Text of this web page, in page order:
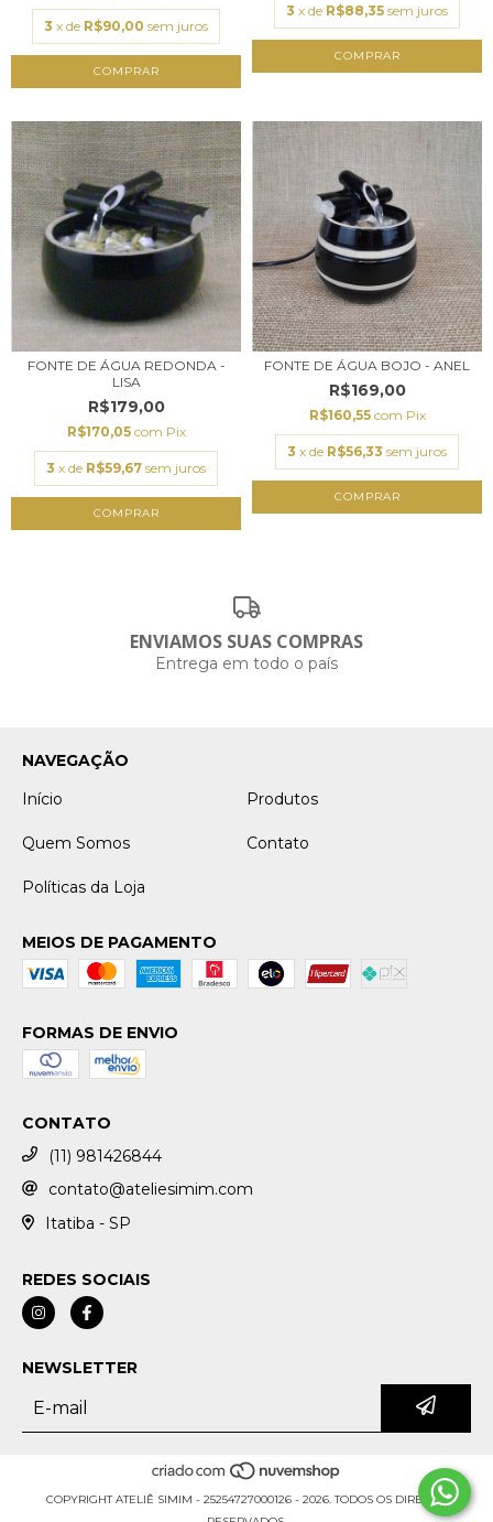
3 x de R$90,00 sem juros
COMPRAR
3 x de R$88,35 sem juros
COMPRAR
FONTE DE ÁGUA REDONDA -
LISA
R$179,00
R$170,05 com Pix
3 x de R$59,67 sem juros
COMPRAR
FONTE DE ÁGUA BOJO - ANEL
R$169,00
R$160,55 com Pix
3 x de R$56,33 sem juros
COMPRAR
ENVIAMOS SUAS COMPRAS
Entrega em todo o país
NAVEGAÇÃO
Início
Produtos
Quem Somos Contato
Políticas da Loja
MEIOS DE PAGAMENTO
FORMAS DE ENVIO
CONTATO
(11) 981426844
contato@ateliesimim.com
Itatiba - SP
REDES SOCIAIS
NEWSLETTER
COPYRIGHT ATELIÊ SIMIM - 25254727000126 - 2026. TODOS OS DIREITOS